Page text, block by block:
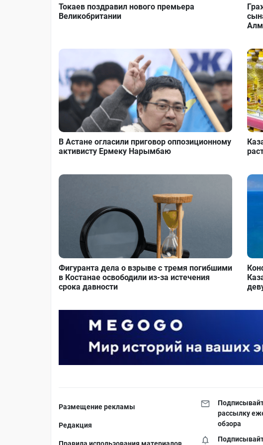
Токаев поздравил нового премьера
Великобритании
В Астане огласили приговор оппозиционному
активисту Ермеку Нарымбаю
Фигуранта дела о взрыве с тремя погибшими
в Костанае освободили из-за истечения
срока давности
Размещение рекламы
Редакция
Правила использования материалов
рассылку
обзора